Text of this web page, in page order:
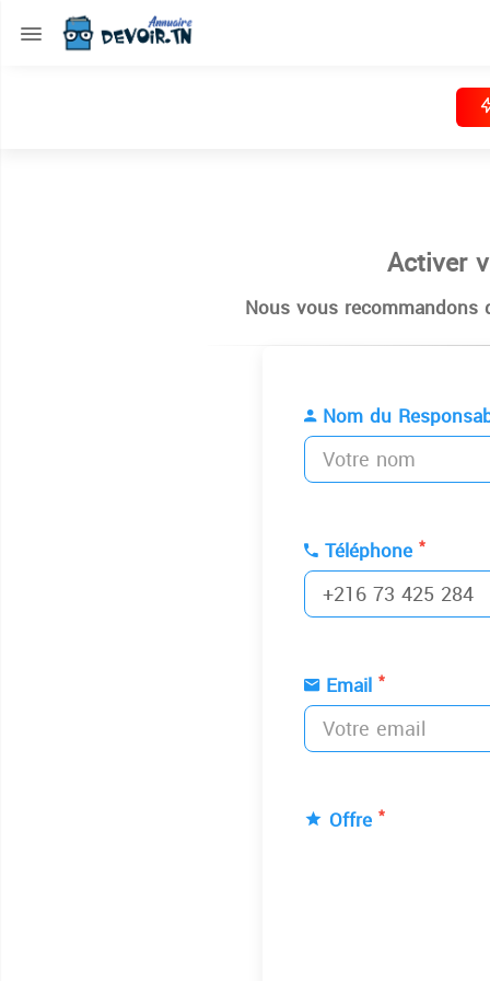
Activer
Nous vous
Nom du
Téléphone *
Email *
Offre *